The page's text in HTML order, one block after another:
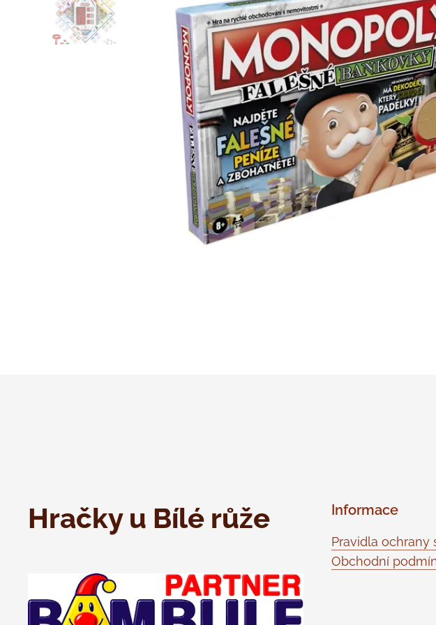
Hračky u Bílé růže Informace
Pravidla ochrany
Obchodní